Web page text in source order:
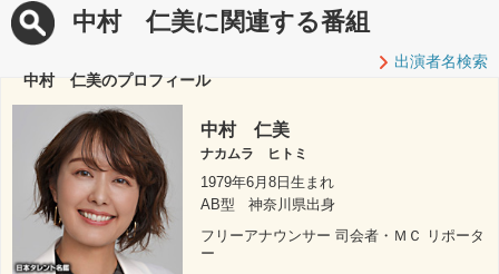
中村 仁美に関連する番組
出演者名検索
中村 仁美のプロフィール
中村 仁美
ナカムラ ヒトミ
1979年6月8日生まれ
AB型
神奈川県出身
フリーアナウンサー 司会者・ＭＣ リポータ
ー